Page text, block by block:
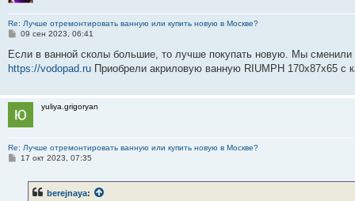
Re: Лучше отремонтировать ванную или купить новую в Москве?
С
о
щ
е
09 сен 2023, 06:41
Если в ванной сколы большие, то лучше покупать новую. Мы
https://vodopad.ru Приобрели акриловую ванную RIUMPH 170х87х65 с
yuliya.grigoryan
Re: Лучше отремонтировать ванную или купить новую в Москве?
С17 окт 2023, 07:35
berejnaya: